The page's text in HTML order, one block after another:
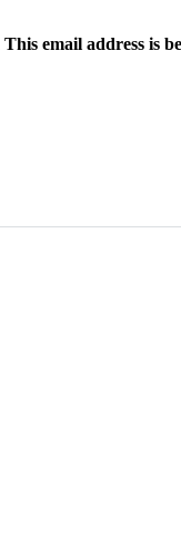
This email address is